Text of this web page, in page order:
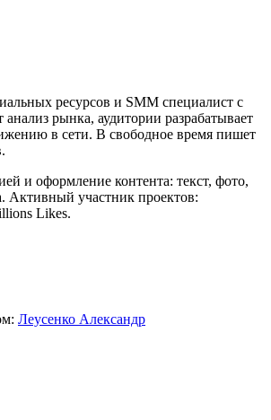
ресурсов и SMM специалист с
рынка, аудитории разрабатывает
в сети. В свободное время пишет
и оформление контента: текст, фото,
Активный участник проектов:
Likes.
Леусенко Александр